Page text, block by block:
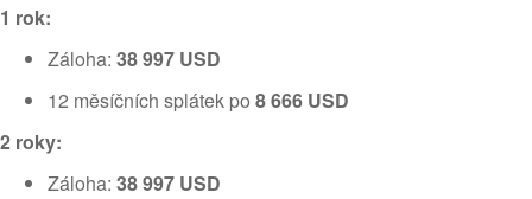
1 rok:
Záloha: 38 997 USD
12 měsíčních splátek po 8 666 USD
2 roky:
Záloha: 38 997 USD